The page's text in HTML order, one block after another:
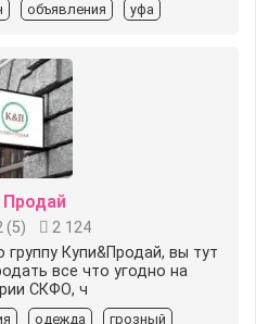
объявления уфа
Продай
(5)
2 124
Купи&Продай, вы тут
все что угодно на
СКФО, ч
одежда грозный